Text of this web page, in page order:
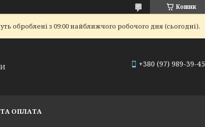
Кошик
оброблені з 09:00 найближчого робочого дня (сьогодні).
+380 (97) 989-39-45
ОПЛАТА